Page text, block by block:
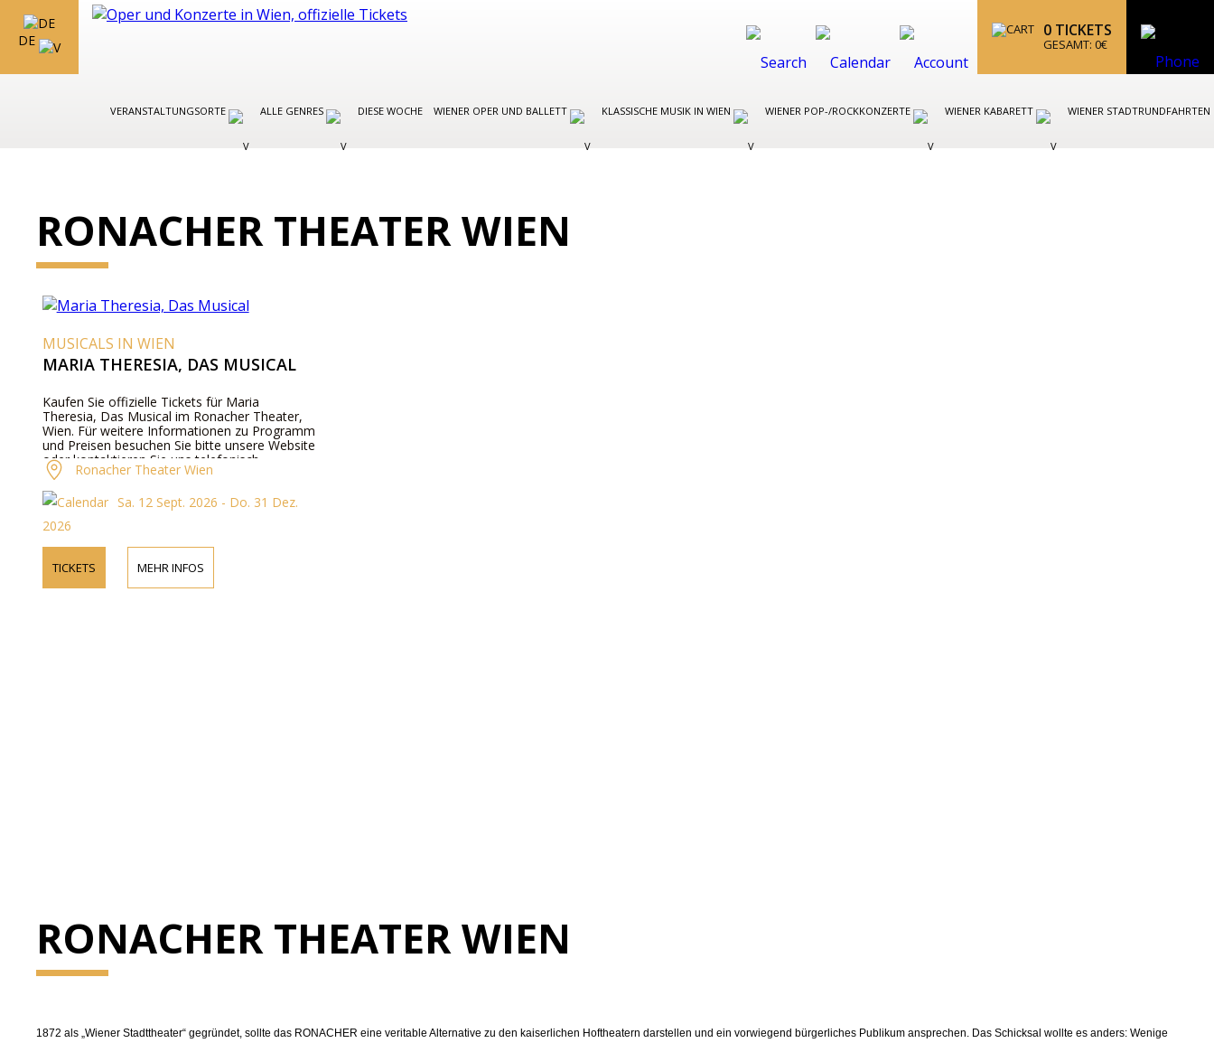
DE
0 TICKETS
GESAMT: 0€
VERANSTALTUNGSORTE ALLE GENRES DIESE WOCHE WIENER OPER UND BALLETT KLASSISCHE MUSIK IN WIEN WIENER POP-/ROCKKONZERTE WIENER KABARETT WIENER STADTRUNDFAHRTEN
RONACHER THEATER WIEN
MUSICALS IN WIEN
MARIA THERESIA, DAS MUSICAL
Kaufen Sie offizielle Tickets für Maria
Theresia, Das Musical im Ronacher Theater,
Wien. Für weitere Informationen zu Programm
und Preisen besuchen Sie bitte unsere Website
oder kontaktieren Sie uns telefonisch.
Ronacher Theater Wien
Sa. 12 Sept. 2026 - Do. 31 Dez.
2026
TICKETS MEHR INFOS
RONACHER THEATER WIEN
1872 als „Wiener Stadttheater“ gegründet, sollte das RONACHER eine veritable Alternative zu den kaiserlichen Hoftheatern darstellen und ein vorwiegend bürgerliches Publikum ansprechen. Das Schicksal wollte es anders: Wenige